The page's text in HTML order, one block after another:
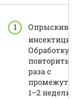
Обработку
повторить
раза с
1–2 недели.